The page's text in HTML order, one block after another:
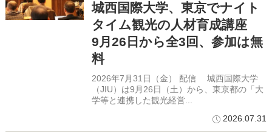
城西国際大学、東京でナイト
タイム観光の人材育成講座
9月26日から全3回、参加は無
料
2026年7月31日（金） 配信 城西国際大学
（JIU）は9月26日（土）から、東京都の「大
学等と連携した観光経営...
2026.07.31